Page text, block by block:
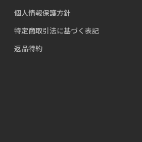
個人情報保護方針
特定商取引法に基づく表記
返品特約